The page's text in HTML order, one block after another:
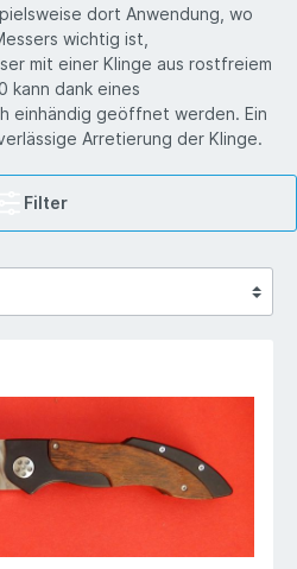
dort Anwendung, wo
wichtig ist,
mit einer Klinge aus rostfreiem
kann dank eines
einhändig geöffnet werden. Ein
Arretierung der Klinge.
Filter